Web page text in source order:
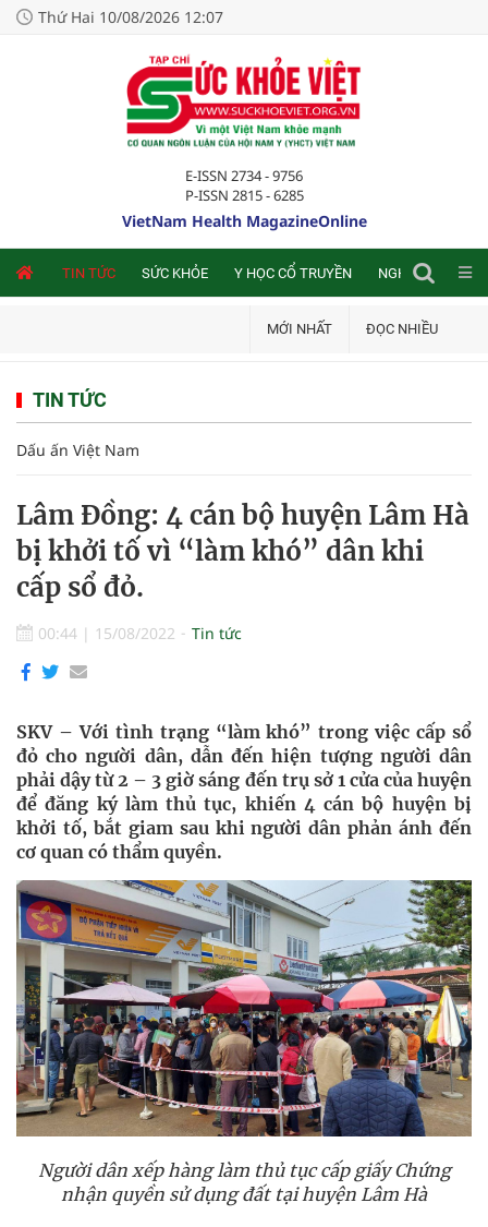
Thứ Hai 10/08/2026 12:07
E-ISSN 2734 - 9756
P-ISSN 2815 - 6285
VietNam Health MagazineOnline
TIN TỨC SỨC KHỎE Y HỌC CỔ TRUYỀN NGHIÊN CỨU
MỚI NHẤT ĐỌC NHIỀU
TIN TỨC
Dấu ấn Việt Nam
Lâm Đồng: 4 cán bộ huyện Lâm Hà
bị khởi tố vì “làm khó” dân khi
cấp sổ đỏ.
00:44 | 15/08/2022 Tin tức
SKV – Với tình trạng “làm khó” trong việc cấp sổ
đỏ cho người dân, dẫn đến hiện tượng người dân
phải dậy từ 2 – 3 giờ sáng đến trụ sở 1 cửa của huyện
để đăng ký làm thủ tục, khiến 4 cán bộ huyện bị
khởi tố, bắt giam sau khi người dân phản ánh đến
cơ quan có thẩm quyền.
Người dân xếp hàng làm thủ tục cấp giấy Chứng
nhận quyền sử dụng đất tại huyện Lâm Hà